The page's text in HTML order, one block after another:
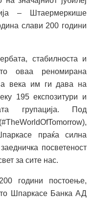
– Штаермеркише
слави 200 години
стабилноста и
оваа реномирана
века им ги дава на
195 експозитури и
групација. Под
праќа силна
посветеност
за сите нас.
години постоење,
Шпаркасе Банка АД